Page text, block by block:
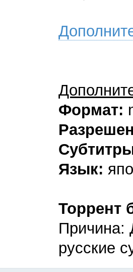
Формат:
Язык:
Торрент
Причина:
русские